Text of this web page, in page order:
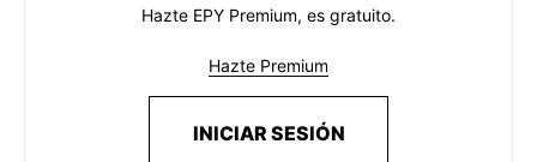
Hazte EPY Premium, es gratuito.
Hazte Premium
INICIAR SESIÓN